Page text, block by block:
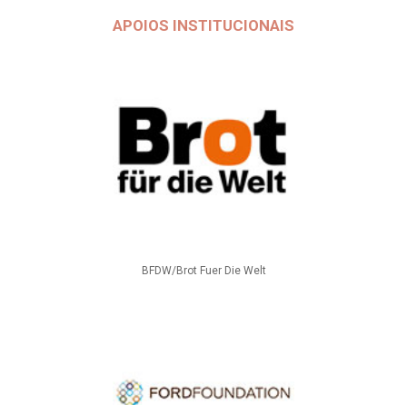
APOIOS INSTITUCIONAIS
BFDW/Brot Fuer Die Welt